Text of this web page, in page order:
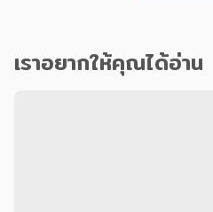
เราอยากให้คุณได้อ่าน